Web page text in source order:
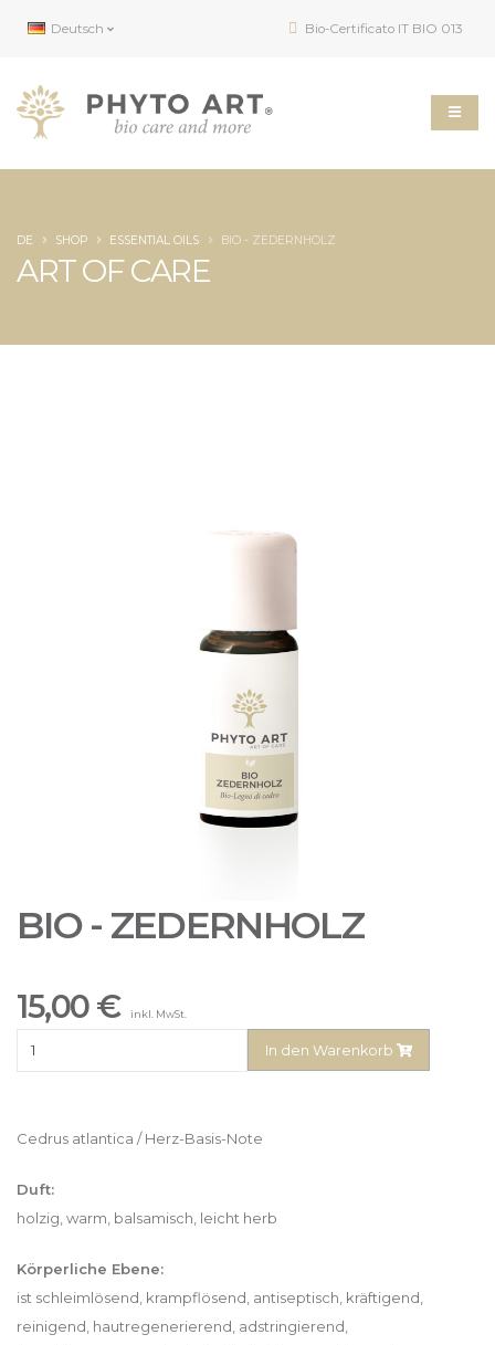
Deutsch Bio-Certificato IT BIO 013
ART OF CARE
DE SHOP ESSENTIAL OILS BIO - ZEDERNHOLZ
BIO - ZEDERNHOLZ
15,00 € inkl. MwSt.
In den Warenkorb
Cedrus atlantica / Herz-Basis-Note
Duft:
holzig, warm, balsamisch, leicht herb
Körperliche Ebene:
ist schleimlösend, krampflösend, antiseptisch, kräftigend,
reinigend, hautregenerierend, adstringierend,